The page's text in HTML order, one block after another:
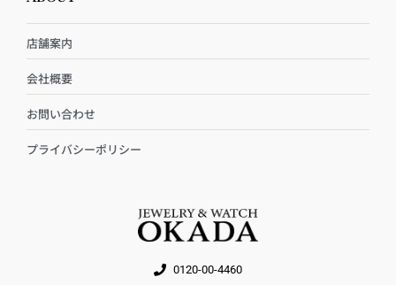
店舗案内
会社概要
お問い合わせ
プライバシーポリシー
0120-00-4460